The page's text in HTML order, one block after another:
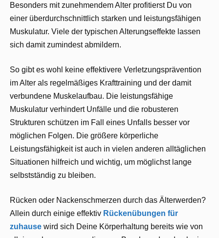
Besonders mit zunehmendem Alter profitierst Du von
einer überdurchschnittlich starken und leistungsfähigen
Muskulatur. Viele der typischen Alterungseffekte lassen
sich damit zumindest abmildern.
So gibt es wohl keine effektivere Verletzungsprävention
im Alter als regelmäßiges Krafttraining und der damit
verbundene Muskelaufbau. Die leistungsfähige
Muskulatur verhindert Unfälle und die robusteren
Strukturen schützen im Fall eines Unfalls besser vor
möglichen Folgen. Die größere körperliche
Leistungsfähigkeit ist auch in vielen anderen alltäglichen
Situationen hilfreich und wichtig, um möglichst lange
selbstständig zu bleiben.
Rücken oder Nackenschmerzen durch das Älterwerden?
Allein durch einige effektiv Rückenübungen für
zuhause wird sich Deine Körperhaltung bereits wie von